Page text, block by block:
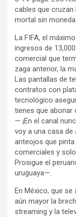
cables que
mortal sin
La FIFA, el
ingresos de
comercial que
zaga anterior, la
Las pantallas de
contratos con
tecnológico
tienes que abonar
— ¡En el canal
voy a una casa
anteojos que
comerciales y
Prosigue el
uruguaya—.
En México, que se
aún mayor la
streaming y la